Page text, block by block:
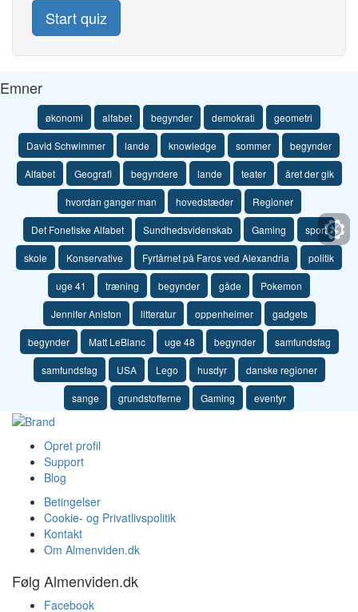
Start quiz
Emner
økonomi alfabet begynder demokrati geometri
David Schwimmer lande knowledge sommer begynder
Alfabet Geografi begyndere lande teater året der gik
hvordan ganger man hovedstæder Regioner
Det Fonetiske Alfabet Sundhedsvidenskab Gaming sport
skole Konservative Fyrtårnet på Faros ved Alexandria politik
uge 41 træning begynder gåde Pokemon
Jennifer Aniston litteratur oppenheimer gadgets
begynder Matt LeBlanc uge 48 begynder samfundsfag
samfundsfag USA Lego husdyr danske regioner
sange grundstofferne Gaming eventyr
Opret profil
Support
Blog
Betingelser
Cookie- og Privatlivspolitik
Kontakt
Om Almenviden.dk
Følg Almenviden.dk
Facebook